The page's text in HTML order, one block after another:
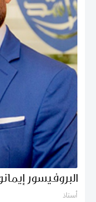
البروفيسور
أستاذ